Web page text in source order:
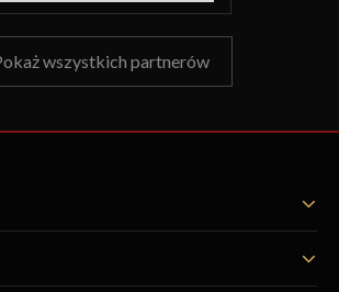
wszystkich partnerów